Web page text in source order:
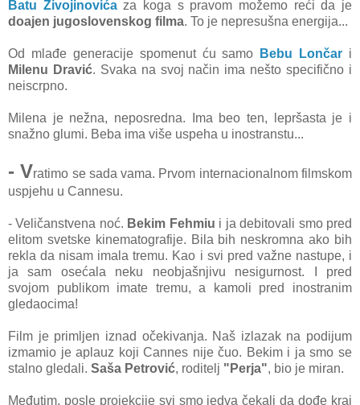
Batu Živojinovićaza koga s pravom možemo reći da je
doajen jugoslovenskog filma. To je nepresušna energija...
Od mlađe generacije spomenut ću samo Bebu Lončar i
Milenu Dravić. Svaka na svoj način ima nešto specifično i
neiscrpno.
Milena je nežna, neposredna. Ima beo ten, lepršasta je i
snažno glumi. Beba ima više uspeha u inostranstu...
- Vratimo se sada vama. Prvom internacionalnom filmskom
uspjehu u Cannesu.
- Veličanstvena noć. Bekim Fehmiu i ja debitovali smo pred
elitom svetske kinematografije. Bila bih neskromna ako bih
rekla da nisam imala tremu. Kao i svi pred važne nastupe, i
ja sam osećala neku neobjašnjivu nesigurnost. I pred
svojom publikom imate tremu, a kamoli pred inostranim
gledaocima!
Film je primljen iznad očekivanja. Naš izlazak na podijum
izmamio je aplauz koji Cannes nije čuo. Bekim i ja smo se
stalno gledali. Saša Petrović, roditelj "Perja", bio je miran.
Međutim, posle projekcije svi smo jedva čekali da dođe kraj